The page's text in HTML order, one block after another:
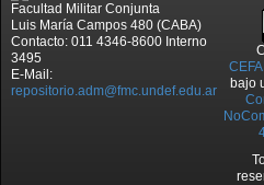
Facultad Militar Conjunta
Luis María Campos 480 (CABA)
Contacto: 011 4346-8600 Interno
3495
E-Mail:
repositorio.adm@fmc.undef.edu.ar
bajo